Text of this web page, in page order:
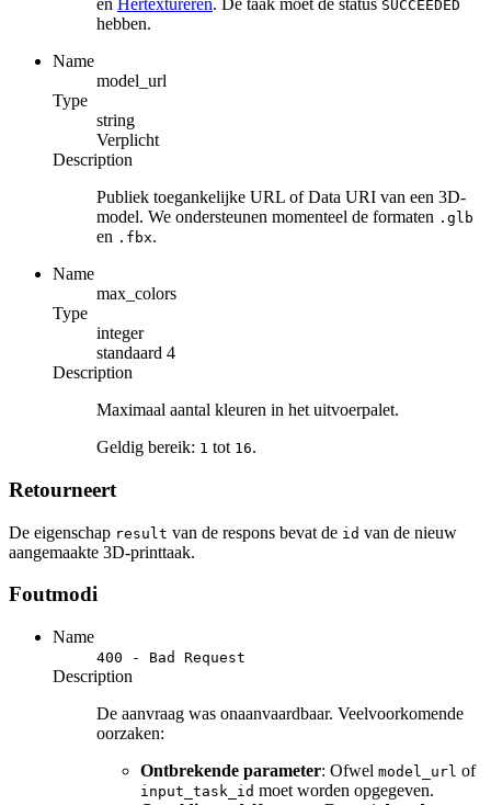
en Hertextureren. De taak moet de status SUCCEEDED
hebben.
Name
model_url
Type
string
Verplicht
Description
Publiek toegankelijke URL of Data URI van een 3D-
model. We ondersteunen momenteel de formaten .glb
en .fbx.
Name
max_colors
Type
integer
standaard 4
Description
Maximaal aantal kleuren in het uitvoerpalet.
Geldig bereik: 1 tot 16.
Retourneert
De eigenschap result van de respons bevat de id van de nieuw
aangemaakte 3D-printtaak.
Foutmodi
Name
400 - Bad Request
Description
De aanvraag was onaanvaardbaar. Veelvoorkomende
oorzaken:
Ontbrekende parameter: Ofwel model_url of
input_task_id moet worden opgegeven.